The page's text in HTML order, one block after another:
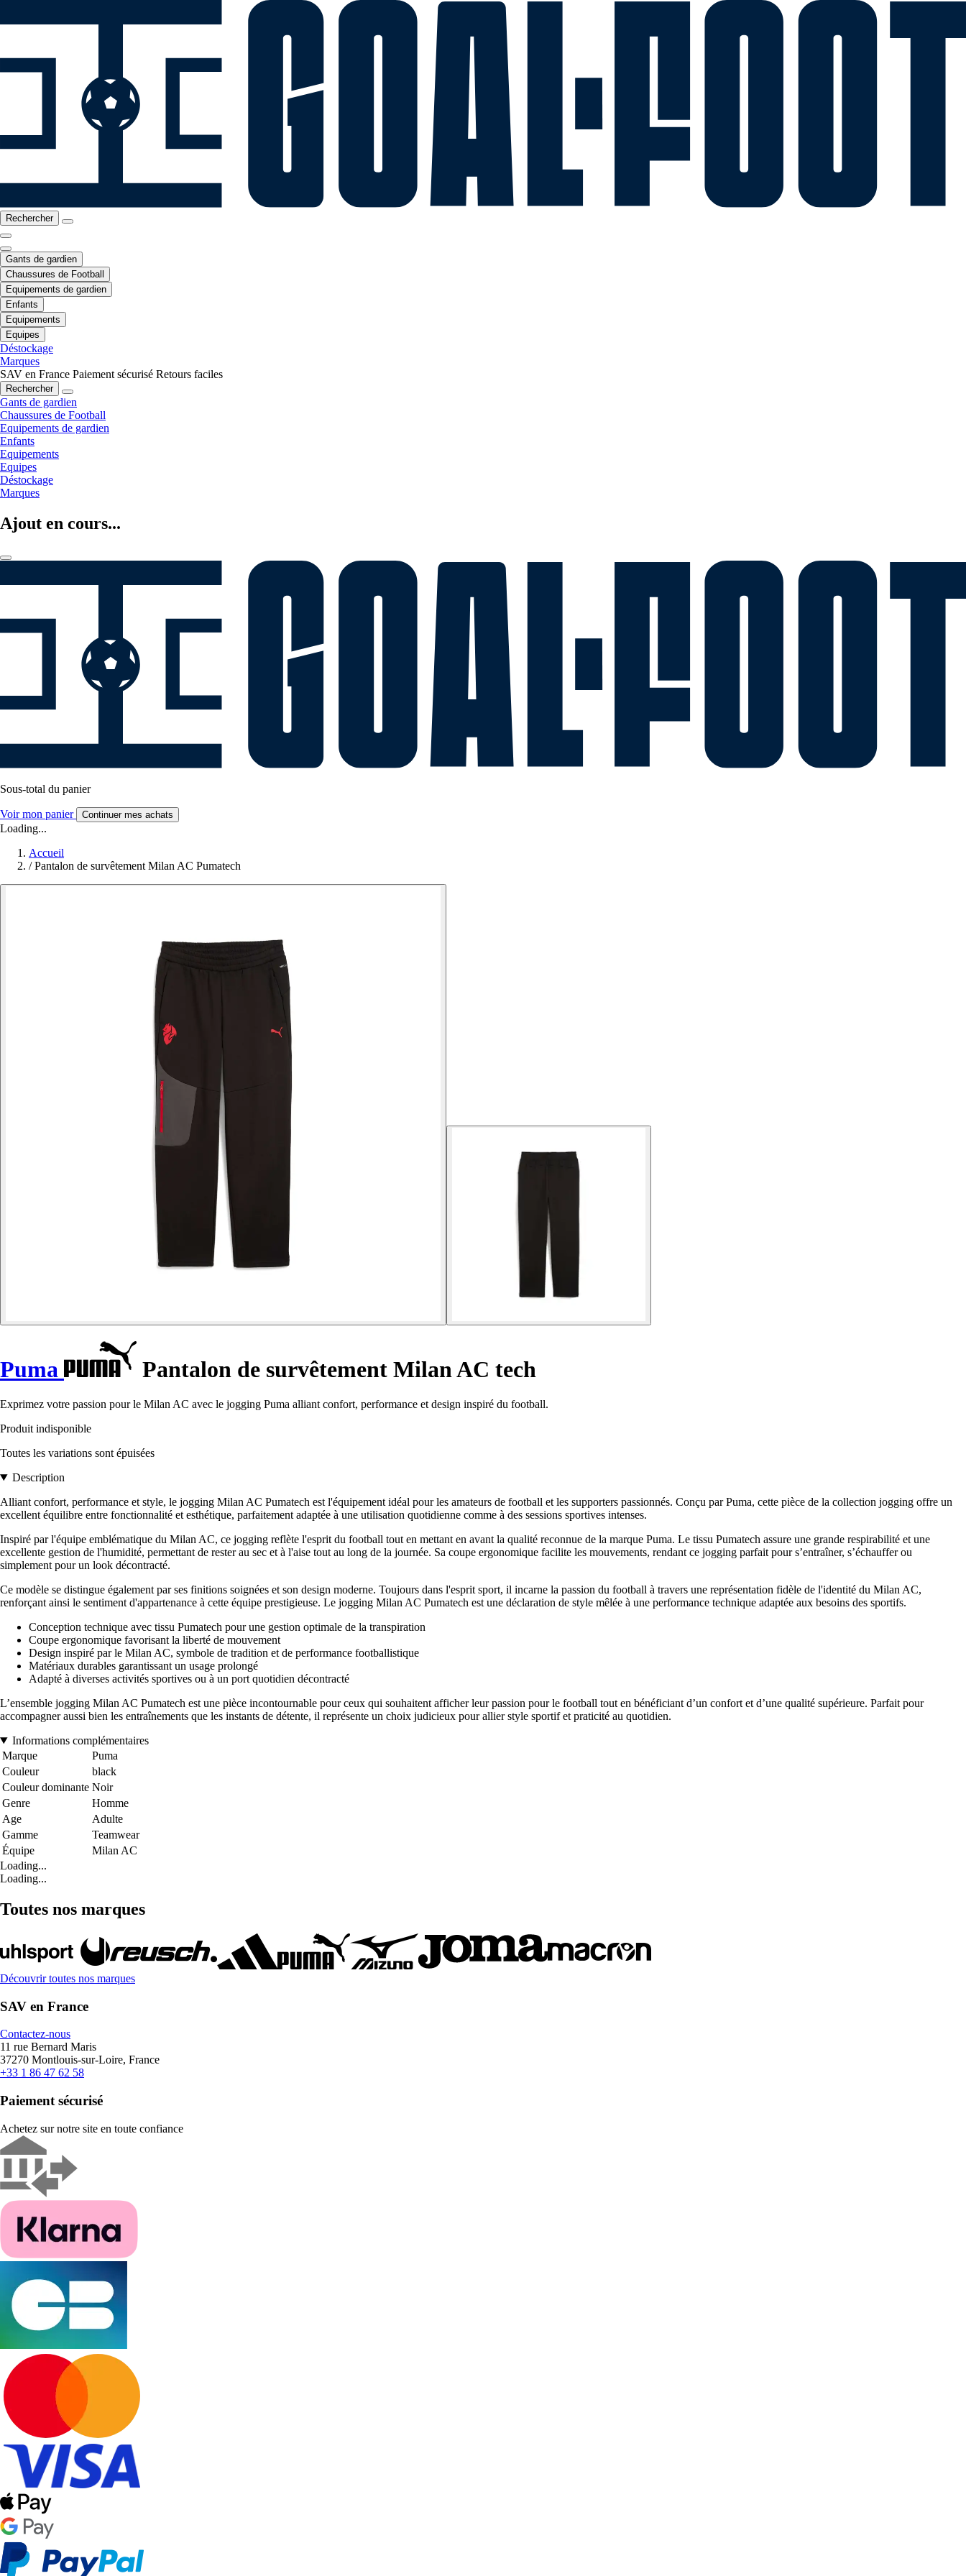
Rechercher
Gants de gardien
Chaussures de Football
Equipements de gardien
Enfants
Equipements
Equipes
Déstockage
Marques
SAV en France Paiement sécurisé Retours faciles
Rechercher
Gants de gardien
Chaussures de Football
Equipements de gardien
Enfants
Equipements
Equipes
Déstockage
Marques
Ajout en cours...
Sous-total du panier
Voir mon panier Continuer mes achats
Loading...
Accueil
/ Pantalon de survêtement Milan AC Pumatech
Puma Pantalon de survêtement Milan AC tech
Exprimez votre passion pour le Milan AC avec le jogging Puma alliant confort, performance et design inspiré du football.
Produit indisponible
Toutes les variations sont épuisées
Description
Alliant confort, performance et style, le jogging Milan AC Pumatech est l'équipement idéal pour les amateurs de football et les supporters passionnés. Conçu par Puma, cette pièce de la collection jogging offre un
excellent équilibre entre fonctionnalité et esthétique, parfaitement adaptée à une utilisation quotidienne comme à des sessions sportives intenses.
Inspiré par l'équipe emblématique du Milan AC, ce jogging reflète l'esprit du football tout en mettant en avant la qualité reconnue de la marque Puma. Le tissu Pumatech assure une grande respirabilité et une
excellente gestion de l'humidité, permettant de rester au sec et à l'aise tout au long de la journée. Sa coupe ergonomique facilite les mouvements, rendant ce jogging parfait pour s’entraîner, s’échauffer ou
simplement pour un look décontracté.
Ce modèle se distingue également par ses finitions soignées et son design moderne. Toujours dans l'esprit sport, il incarne la passion du football à travers une représentation fidèle de l'identité du Milan AC,
renforçant ainsi le sentiment d'appartenance à cette équipe prestigieuse. Le jogging Milan AC Pumatech est une déclaration de style mêlée à une performance technique adaptée aux besoins des sportifs.
Conception technique avec tissu Pumatech pour une gestion optimale de la transpiration
Coupe ergonomique favorisant la liberté de mouvement
Design inspiré par le Milan AC, symbole de tradition et de performance footballistique
Matériaux durables garantissant un usage prolongé
Adapté à diverses activités sportives ou à un port quotidien décontracté
L’ensemble jogging Milan AC Pumatech est une pièce incontournable pour ceux qui souhaitent afficher leur passion pour le football tout en bénéficiant d’un confort et d’une qualité supérieure. Parfait pour
accompagner aussi bien les entraînements que les instants de détente, il représente un choix judicieux pour allier style sportif et praticité au quotidien.
Informations complémentaires
Marque
Puma
Couleur
black
Couleur dominante Noir
Genre
Homme
Age
Adulte
Gamme
Teamwear
Équipe
Milan AC
Loading...
Loading...
Toutes nos marques
Découvrir toutes nos marques
SAV en France
Contactez-nous
11 rue Bernard Maris
37270 Montlouis-sur-Loire, France
+33 1 86 47 62 58
Paiement sécurisé
Achetez sur notre site en toute confiance